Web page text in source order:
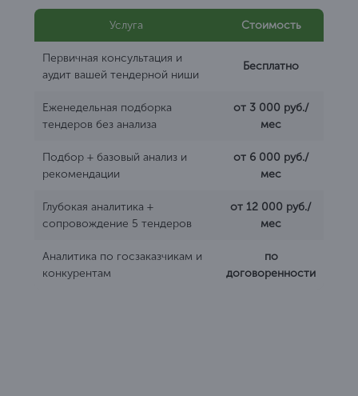
Услуга Стоимость
Первичная консультация и
аудит вашей тендерной ниши
Бесплатно
Еженедельная подборка
тендеров без анализа
от 3 000 руб./
мес
Подбор + базовый анализ и
рекомендации
от 6 000 руб./
мес
Глубокая аналитика +
сопровождение 5 тендеров
от 12 000 руб./
мес
Аналитика по госзаказчикам и
конкурентам
по
договоренности